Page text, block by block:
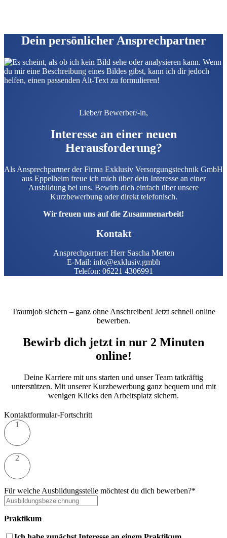
Dein persönlicher Ansprechpartner
Liebe/r Bewerber/-in,
Interesse an einer neuen
Herausforderung?
Als Ansprechpartner der Firma Exklusiv Versorgungstechnik GmbH
aus Eppelheim freue ich mich über dein Interesse an einer
Ausbildung bei uns. Bewirb dich einfach über unsere
Kurzbewerbung oder direkt telefonisch.
Wir freuen uns auf die Zusammenarbeit!
Kontakt
Ansprechpartner: Herr Sascha Merten
E-Mail: info@exklusiv.gmbh
Telefon: 06221 4306991
Traumjob sichern – ganz ohne Anschreiben! Jetzt schnell online
bewerben.
Bewirb dich jetzt in nur 2 Minuten
online!
Deine Karriere mit uns starten und unser Team tatkräftig
unterstützen. Mit unserer Kurzbewerbung ganz bequem und mit
wenigen Klicks den Arbeitsplatz sichern.
Kontaktformular-Fortschritt
1
2
Für welche Ausbildungsstelle möchtest du dich bewerben?*
Praktikum